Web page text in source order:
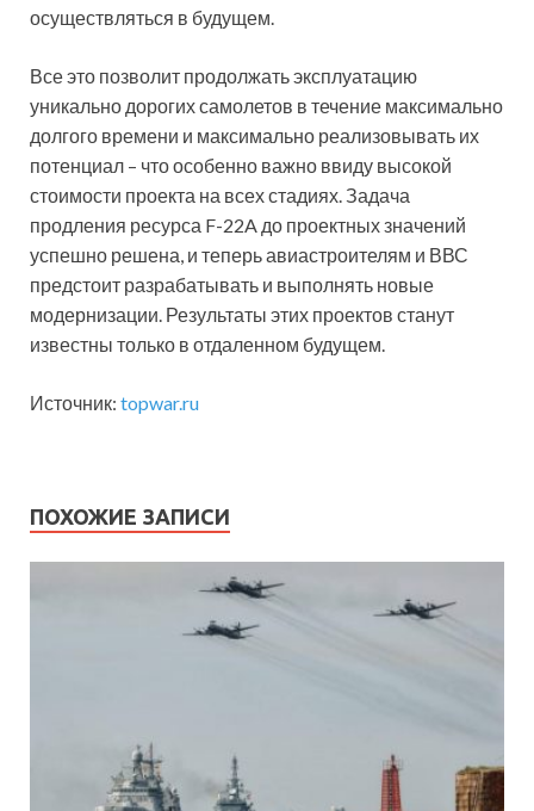
осуществляться в будущем.
Все это позволит продолжать эксплуатацию
уникально дорогих самолетов в течение максимально
долгого времени и максимально реализовывать их
потенциал – что особенно важно ввиду высокой
стоимости проекта на всех стадиях. Задача
продления ресурса F-22A до проектных значений
успешно решена, и теперь авиастроителям и ВВС
предстоит разрабатывать и выполнять новые
модернизации. Результаты этих проектов станут
известны только в отдаленном будущем.
Источник: topwar.ru
ПОХОЖИЕ ЗАПИСИ